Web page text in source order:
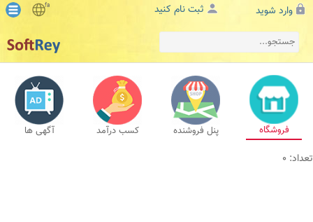
وارد شوید ثبت نام کنید fa
فروشگاه پنل فروشنده کسب درآمد آگهی ها
تعداد: 0